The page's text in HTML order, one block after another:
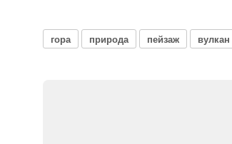
гора природа пейзаж вулкан